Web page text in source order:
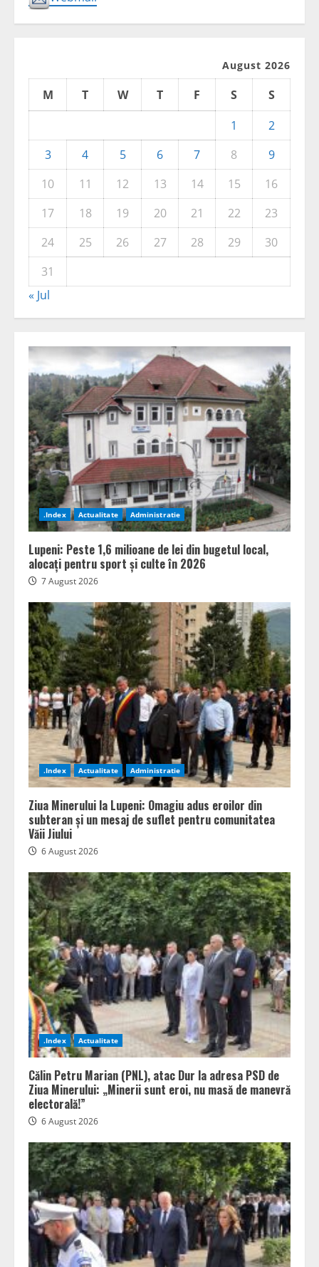
August 2026
M T W T F S
S
1
2
3
4 5 6 7 8
9
10
11 12 13 14 15
16
17
18 19 20 21 22
23
24
25 26 27 28 29
30
31
« Jul
.Index Actualitate Administratie
Lupeni: Peste 1,6 milioane de lei din bugetul local,
alocați pentru sport și culte în 2026
7 August 2026
.Index Actualitate Administratie
Ziua Minerului la Lupeni: Omagiu adus eroilor din
subteran și un mesaj de suflet pentru comunitatea
Văii Jiului
6 August 2026
.Index Actualitate
Călin Petru Marian (PNL), atac Dur la adresa PSD de
Ziua Minerului: „Minerii sunt eroi, nu masă de manevră
electorală!”
6 August 2026